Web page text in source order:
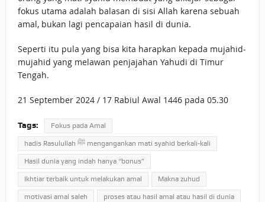
fokus utama adalah balasan di sisi Allah karena sebuah
amal, bukan lagi pencapaian hasil di dunia.
Seperti itu pula yang bisa kita harapkan kepada mujahid-
mujahid yang melawan penjajahan Yahudi di Timur
Tengah.
21 September 2024 / 17 Rabiul Awal 1446 pada 05.30
Tags: Fokus pada Amal
hadis Rasulullah ﷺ mengangankan mati syahid berkali-kali
Hasil dunia yang indah hanya “bonus”
Ikhtiar terbaik untuk melakukan amal Makna zuhud
motivasi amal saleh proses atau hasil amal atau hasil di dunia